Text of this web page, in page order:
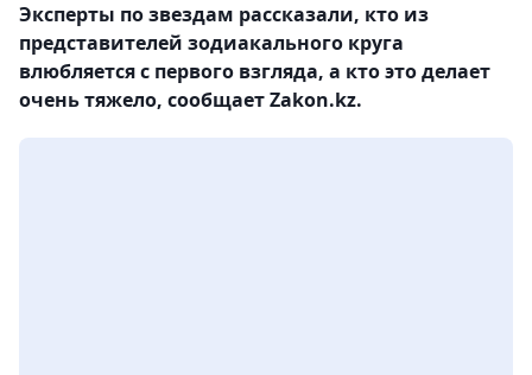
Эксперты по звездам рассказали, кто из
представителей зодиакального круга
влюбляется с первого взгляда, а кто это делает
очень тяжело, сообщает Zakon.kz.